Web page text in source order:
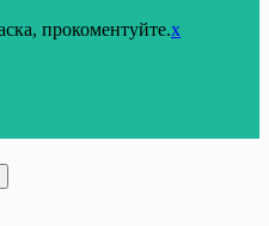
прокоментуйте.x